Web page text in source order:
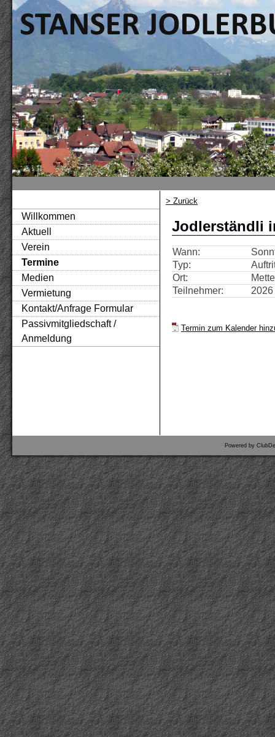
Willkommen
Aktuell
Verein
Termine
Medien
Vermietung
Kontakt/Anfrage Formular
Passivmitgliedschaft /
Anmeldung
> Zurück
Jodlerständli
Wann:
Typ:
Ort:
Teilnehmer:
Termin zum Kalender
Powered by